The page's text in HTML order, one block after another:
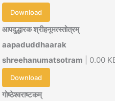
Download
आपदुद्धारक श्रीहनूमत्स्तोत्रम्
aapaduddhaarak
shreehanumatsotram | 0.00
Download
गोष्ठेश्वराष्टकम्